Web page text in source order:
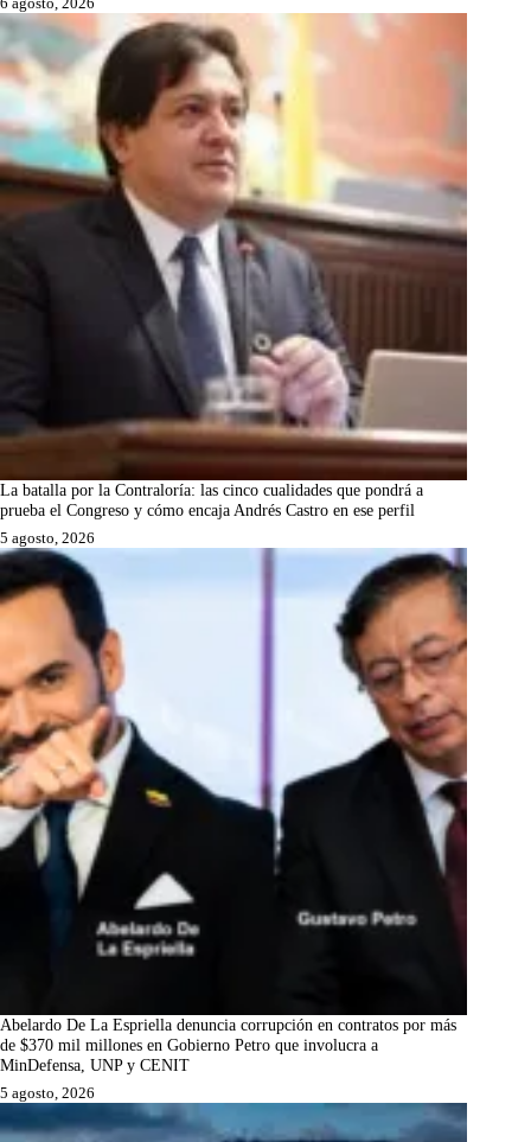
La batalla por la Contraloría: las cinco cualidades que pondrá a
prueba el Congreso y cómo encaja Andrés Castro en ese perfil
5 agosto, 2026
Abelardo De La Espriella denuncia corrupción en contratos por más
de $370 mil millones en Gobierno Petro que involucra a
MinDefensa, UNP y CENIT
5 agosto, 2026